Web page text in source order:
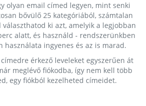
olyan email címed legyen, mint senki
bővülő 25 kategóriából, számtalan
ki azt, amelyik a legjobban
alatt, és használd - rendszerünkben
használata ingyenes és az is marad.
érkező leveleket egyszerűen át
meglévő fiókodba, így nem kell több
egy fiókból kezelheted címeidet.